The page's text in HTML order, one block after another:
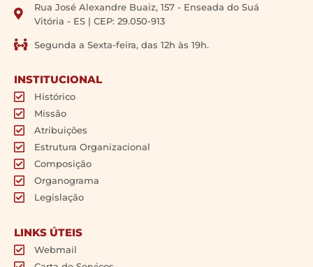
Rua José Alexandre Buaiz, 157 - Enseada do Suá
Vitória - ES | CEP: 29.050-913
Segunda a Sexta-feira, das 12h às 19h.
INSTITUCIONAL
Histórico
Missão
Atribuições
Estrutura Organizacional
Composição
Organograma
Legislação
LINKS ÚTEIS
Webmail